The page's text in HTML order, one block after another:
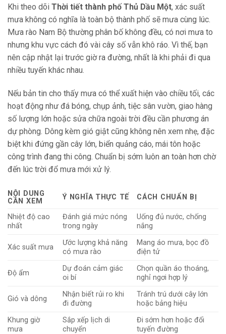
Khi theo dõi Thời tiết thành phố Thủ Dầu Một, xác suất
mưa không có nghĩa là toàn bộ thành phố sẽ mưa cùng lúc.
Mưa rào Nam Bộ thường phân bố không đều, có nơi mưa to
nhưng khu vực cách đó vài cây số vẫn khô ráo. Vì thế, bạn
nên cập nhật lại trước giờ ra đường, nhất là khi phải đi qua
nhiều tuyến khác nhau.
Nếu bản tin cho thấy mưa có thể xuất hiện vào chiều tối, các
hoạt động như đá bóng, chụp ảnh, tiệc sân vườn, giao hàng
số lượng lớn hoặc sửa chữa ngoài trời đều cần phương án
dự phòng. Dông kèm gió giật cũng không nên xem nhẹ, đặc
biệt khi đứng gần cây lớn, biển quảng cáo, mái tôn hoặc
công trình đang thi công. Chuẩn bị sớm luôn an toàn hơn chờ
đến lúc trời đổ mưa mới xử lý.
NỘI DUNG
CẦN XEM
Ý NGHĨA THỰC TẾ CÁCH CHUẨN BỊ
Nhiệt độ cao
nhất
Đánh giá mức nóng
trong ngày
Uống đủ nước, chống
nắng
Xác suất mưa
Ước lượng khả năng
có mưa rào
Mang áo mưa, bọc đồ
điện tử
Độ ẩm
Dự đoán cảm giác
oi bí
Chọn quần áo thoáng,
nghỉ ngơi hợp lý
Gió và dông
Nhận biết rủi ro khi
đi đường
Tránh trú dưới cây lớn
hoặc bảng hiệu
Khung giờ
mưa
Sắp xếp lịch di
chuyển
Đi sớm hơn hoặc đổi
tuyến đường